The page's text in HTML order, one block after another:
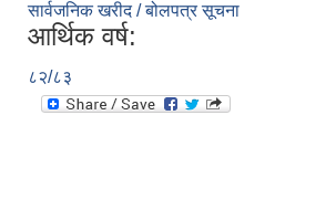
सार्वजनिक खरीद / बोलपत्र सूचना
आर्थिक वर्ष:
८२/८३